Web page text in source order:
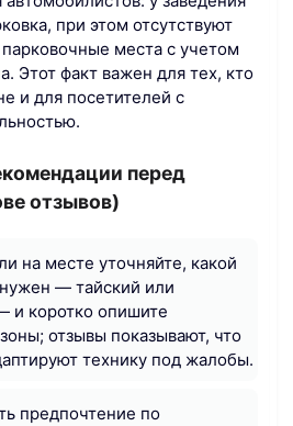
при этом отсутствуют
места с учетом
Этот факт важен для тех, кто
и для посетителей с
перед
отзывов)
на месте уточняйте, какой
— тайский или
и коротко опишите
отзывы показывают, что
технику под жалобы.
предпочтение по